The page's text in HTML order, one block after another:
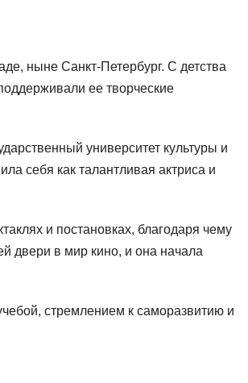
ныне Санкт-Петербург. С детства
ее творческие
университет культуры и
себя как талантливая актриса и
и постановках, благодаря чему
двери в мир кино, и она начала
стремлением к саморазвитию и